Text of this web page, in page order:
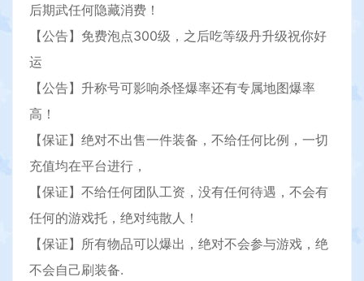
后期武任何隐藏消费！
【公告】免费泡点300级，之后吃等级丹升级祝你好
运
【公告】升称号可影响杀怪爆率还有专属地图爆率
高！
【保证】绝对不出售一件装备，不给任何比例，一切
充值均在平台进行，
【保证】不给任何团队工资，没有任何待遇，不会有
任何的游戏托，绝对纯散人！
【保证】所有物品可以爆出，绝对不会参与游戏，绝
不会自己刷装备.